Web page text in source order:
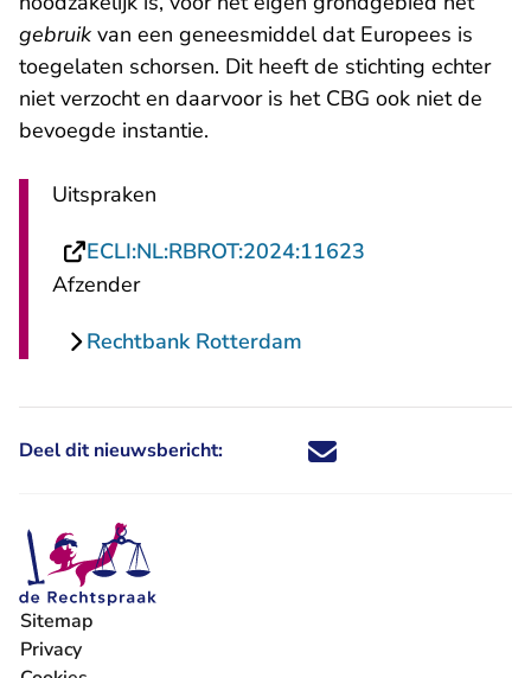
gebruik van een geneesmiddel dat Europees is
toegelaten schorsen. Dit heeft de stichting echter
niet verzocht en daarvoor is het CBG ook niet de
bevoegde instantie.
Uitspraken
ECLI:NL:RBROT:2024:11623
Afzender
Rechtbank Rotterdam
Deel dit nieuwsbericht: Deel dit nieuwsbericht via X -
Deel dit nieuwsbericht via
Deel dit nieuwsbericht
Deel dit
Sitemap
Privacy